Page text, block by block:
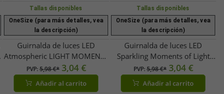
Tallas disponibles
OneSize (para más detalles, vea
la descripción)
Guirnalda de luces LED
Atmospheric LIGHT MOMENTS
con temporizador, 2,4 metros,
20 bombillas micro LED blanco
cálido (9844845, verde)
PVP:5,98 €* 3,04 €
Añadir al carrito
Tallas disponibles
OneSize (para más detalles, vea
la descripción)
Guirnalda de luces LED
Sparkling Moments of Light
con función de temporizador,
2,4 metros, 20 bombillas micro
LED blanco cálido, 9843546,
PVP:5,98 €* 3,04 €
Añadir al carrito